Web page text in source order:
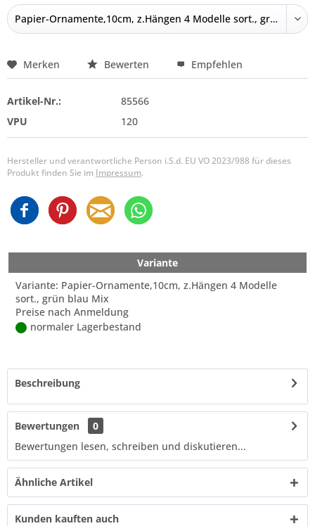
Merken Bewerten Empfehlen
Artikel-Nr.:
85566
VPU
120
Hersteller und verantwortliche Person i.S.d. EU VO 2023/988 für dieses
Produkt finden Sie im Impressum.
Variante
Variante: Papier-Ornamente,10cm, z.Hängen 4 Modelle
sort., grün blau Mix
Preise nach Anmeldung
normaler Lagerbestand
Beschreibung
Bewertungen
0
Bewertungen lesen, schreiben und diskutieren...
Ähnliche Artikel
Kunden kauften auch